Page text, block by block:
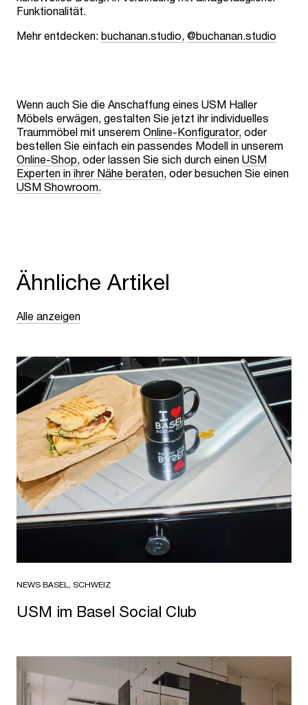
Funktionalität.
Mehr entdecken: buchanan.studio, @buchanan.studio
Wenn auch Sie die Anschaffung eines USM Haller
Möbels erwägen, gestalten Sie jetzt ihr individuelles
Traummöbel mit unserem Online-Konfigurator, oder
bestellen Sie einfach ein passendes Modell in unserem
Online-Shop, oder lassen Sie sich durch einen USM
Experten in ihrer Nähe beraten, oder besuchen Sie einen
USM Showroom.
Ähnliche Artikel
Alle anzeigen
NEWS·BASEL, SCHWEIZ
USM im Basel Social Club